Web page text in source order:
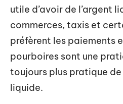
utile d’avoir de l’argent
commerces, taxis et
préfèrent les paiements
pourboires sont une
toujours plus pratique de
liquide.